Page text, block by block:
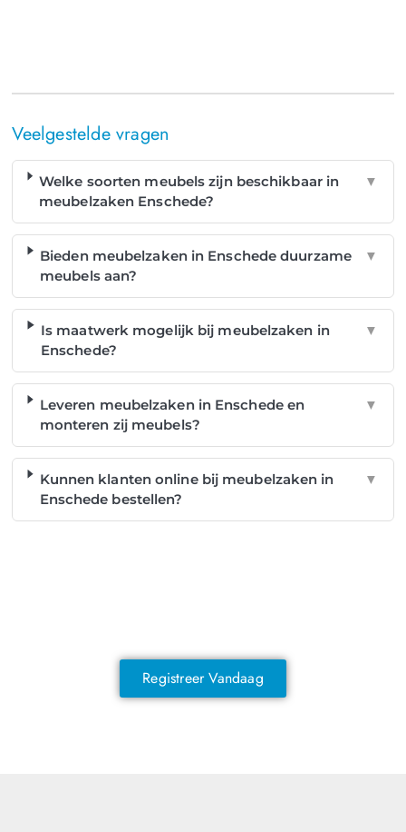
Veelgestelde vragen
Welke soorten meubels zijn beschikbaar in
meubelzaken Enschede?
▼
Bieden meubelzaken in Enschede duurzame
meubels aan?
▼
Is maatwerk mogelijk bij meubelzaken in
Enschede?
▼
Leveren meubelzaken in Enschede en
monteren zij meubels?
▼
Kunnen klanten online bij meubelzaken in
Enschede bestellen?
▼
Registreer Vandaag